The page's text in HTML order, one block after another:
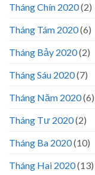
Tháng Chín 2020(2)
Tháng Tám 2020(6)
Tháng Bảy 2020(2)
Tháng Sáu 2020(7)
Tháng Năm 2020(6)
Tháng Tư 2020(2)
Tháng Ba 2020(10)
Tháng Hai 2020(13)